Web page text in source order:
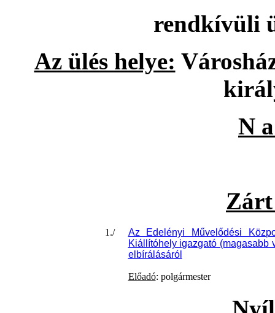
rendkívüli
Az ülés helye:
N
Zárt
1./
Az Edelényi Művelődési
Kiállítóhely igazgató (magasabb
elbírálásáról
Előadó: polgármester